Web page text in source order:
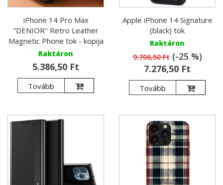
iPhone 14 Pro Max
"DENIOR" Retro Leather
Magnetic Phone tok - kopija
Raktáron
5.386,50 Ft
Tovább
Apple iPhone 14 Signature
(black) tok
Raktáron
9.706,50 Ft(-25 %)
7.276,50 Ft
Tovább